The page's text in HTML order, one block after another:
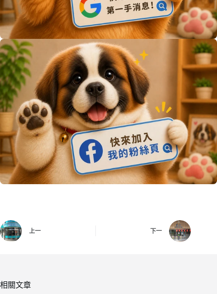
上一 下一
相關文章